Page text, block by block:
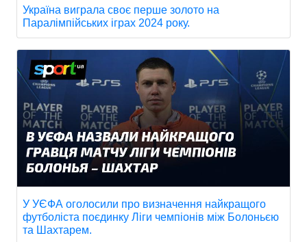
Україна виграла своє перше золото на
Паралімпійських іграх 2024 року.
У УЄФА оголосили про визначення найкращого
футболіста поєдинку Ліги чемпіонів між Болоньєю
та Шахтарем.